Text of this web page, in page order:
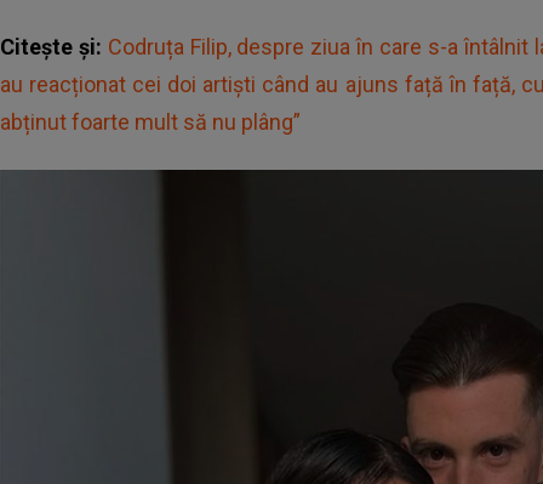
Citește și: Codruța Filip, despre ziua în care s-a întâlnit
au reacționat cei doi artiști când au ajuns față în față,
abținut foarte mult să nu plâng”